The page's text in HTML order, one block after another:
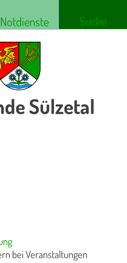
Notdienste Suche
Sülzetal
bei Veranstaltungen